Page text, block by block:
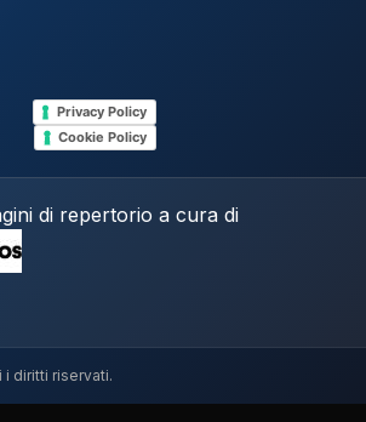
Privacy Policy
Cookie Policy
di repertorio a cura di
diritti riservati.